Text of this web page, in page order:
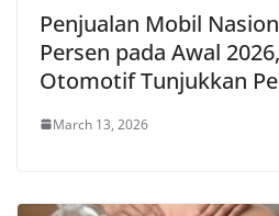
Penjualan Mobil
Persen pada Awal
Otomotif Tunjukkan
March 13, 2026